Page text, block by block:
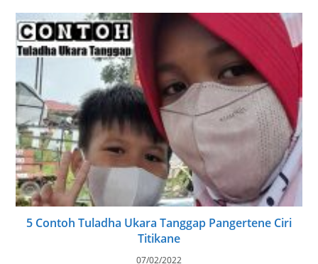
5 Contoh Tuladha Ukara Tanggap Pangertene Ciri
Titikane
07/02/2022